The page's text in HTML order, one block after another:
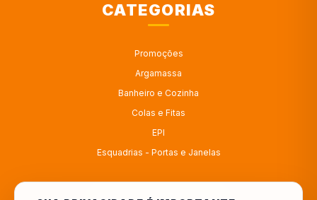
CATEGORIAS
Promoções
Argamassa
Banheiro e Cozinha
Colas e Fitas
EPI
Esquadrias - Portas e Janelas